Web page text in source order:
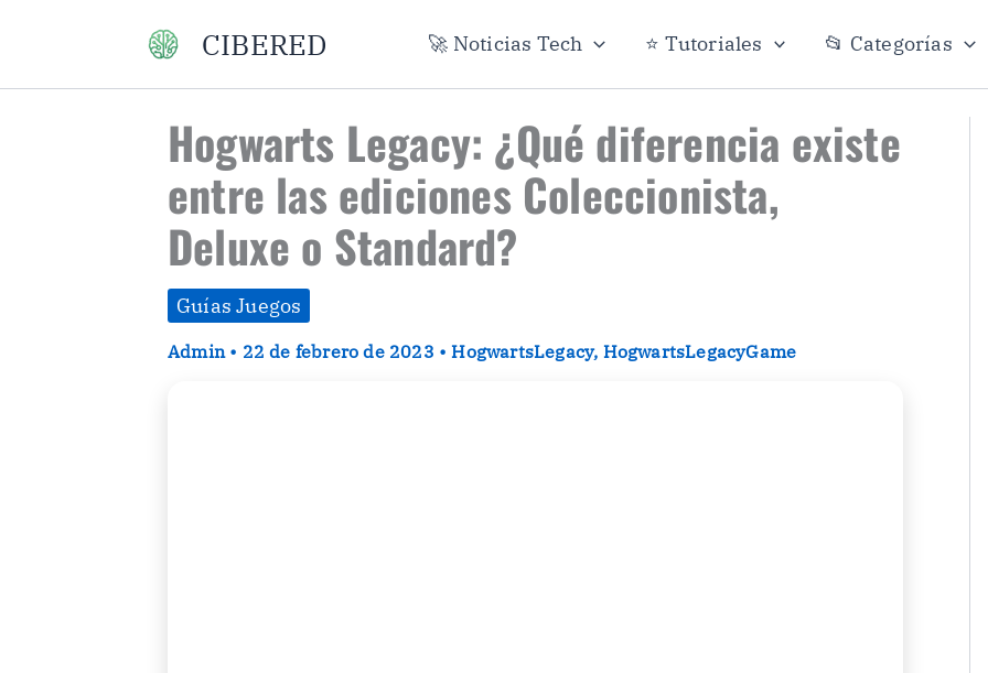
contenido
CIBERED 🚀 Noticias Tech ⭐ Tutoriales 📂 Categorías
Hogwarts Legacy: ¿Qué diferencia existe
entre las ediciones Coleccionista,
Deluxe o Standard?
Guías Juegos
Admin • 22 de febrero de 2023 •HogwartsLegacy, HogwartsLegacyGame